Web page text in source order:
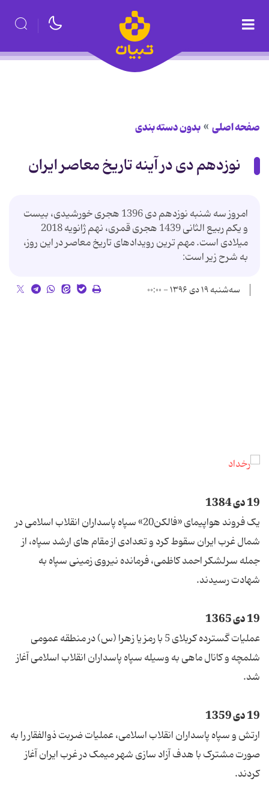
صفحه اصلی بدون دسته بندی
نوزدهم دی در آینه تاریخ معاصر ایران
امروز سه شنبه نوزدهم دی 1396 هجری خورشیدی، بیست
و یکم ربیع الثانی 1439 هجری قمری، نهم ژانویه 2018
میلادی است. مهم ترین رویدادهای تاریخ معاصر در این روز،
به شرح زیر است:
سه‌شنبه ۱۹ دی ۱۳۹۶ - ۰۰:۰۰
19 دی 1384
یک فروند هواپیمای «فالکن20» سپاه پاسداران انقلاب اسلامی در
شمال غرب ایران سقوط کرد و تعدادی از مقام های ارشد سپاه، از
جمله سرلشکر احمد کاظمی، فرمانده نیروی زمینی سپاه به
شهادت رسیدند.
19 دی 1365
عملیات گسترده کربلای 5 با رمز یا زهرا (س) در منطقه عمومی
شلمچه و کانال ماهی به وسیله سپاه پاسداران انقلاب اسلامی آغاز
شد.
19 دی 1359
ارتش و سپاه پاسداران انقلاب اسلامی، عملیات ضربت ذوالفقار را به
صورت مشترک با هدف آزاد سازی شهر میمک در غرب ایران آغاز
کردند.